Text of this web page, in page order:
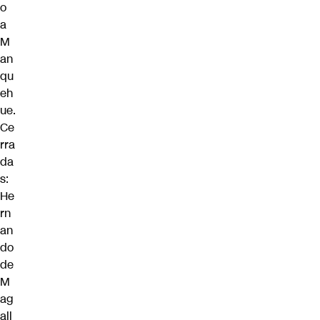
o
a
M
an
qu
eh
ue.
Ce
rra
da
s:
He
rn
an
do
de
M
ag
all